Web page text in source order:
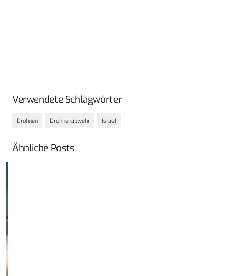
Verwendete Schlagwörter
Drohnen Drohnenabwehr Israel
Ähnliche Posts